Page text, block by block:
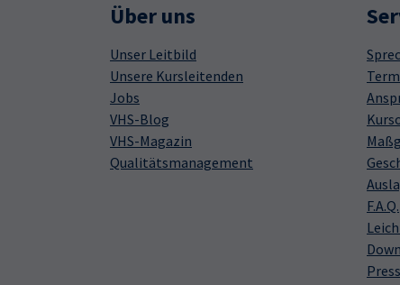
Über uns
Unser Leitbild
Unsere Kursleitenden
Jobs
VHS-Blog
VHS-Magazin
Qualitätsmanagement
F.A.Q.